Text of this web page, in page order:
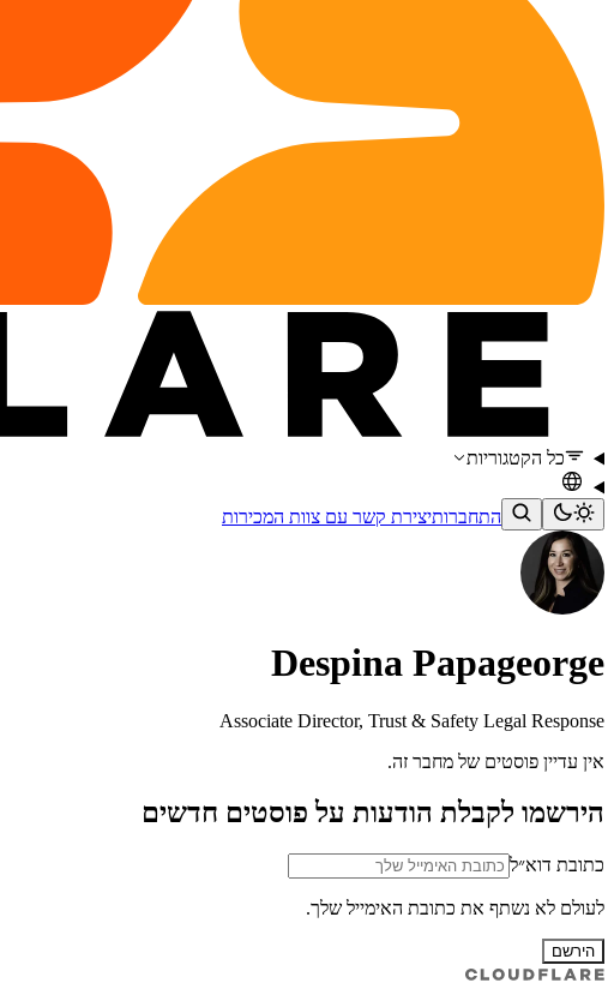
כל הקטגוריות
התחברותיצירת קשר עם צוות המכירות
Despina Papageorge
Associate Director, Trust & Safety Legal Response
אין עדיין פוסטים של מחבר זה.
הירשמו לקבלת הודעות על פוסטים חדשים
כתובת דוא״ל
לעולם לא נשתף את כתובת האימייל שלך.
הירשם